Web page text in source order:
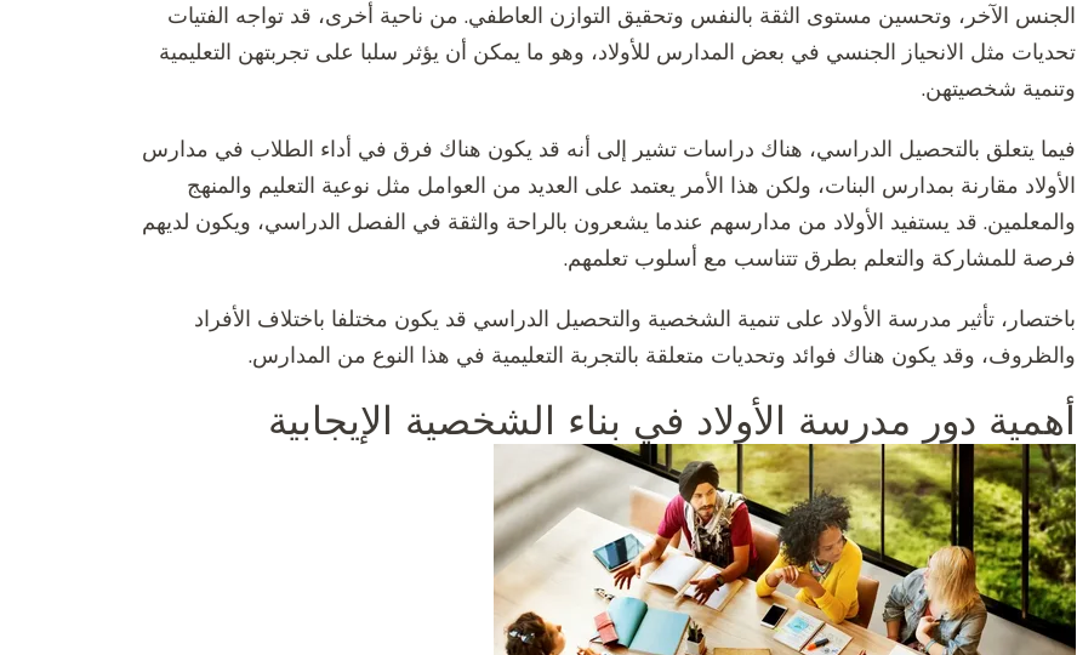
الجنس الآخر، وتحسين مستوى الثقة بالنفس وتحقيق التوازن العاطفي. من ناحية أخرى، قد تواجه الفتيات
تحديات مثل الانحياز الجنسي في بعض المدارس للأولاد، وهو ما يمكن أن يؤثر سلبا على تجربتهن التعليمية
وتنمية شخصيتهن.
فيما يتعلق بالتحصيل الدراسي، هناك دراسات تشير إلى أنه قد يكون هناك فرق في أداء الطلاب في مدارس
الأولاد مقارنة بمدارس البنات، ولكن هذا الأمر يعتمد على العديد من العوامل مثل نوعية التعليم والمنهج
والمعلمين. قد يستفيد الأولاد من مدارسهم عندما يشعرون بالراحة والثقة في الفصل الدراسي، ويكون لديهم
فرصة للمشاركة والتعلم بطرق تتناسب مع أسلوب تعلمهم.
باختصار، تأثير مدرسة الأولاد على تنمية الشخصية والتحصيل الدراسي قد يكون مختلفا باختلاف الأفراد
والظروف، وقد يكون هناك فوائد وتحديات متعلقة بالتجربة التعليمية في هذا النوع من المدارس.
أهمية دور مدرسة الأولاد في بناء الشخصية الإيجابية